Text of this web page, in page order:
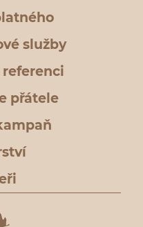
služby
přátele